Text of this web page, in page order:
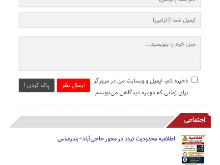
ارسال نظر پاک کردن !
ذخیره نام، ایمیل و وبسایت من در مرورگر
برای زمانی که دوباره دیدگاهی می‌نویسم.
اجتماعی
اطلاعیه محدودیت تردد در محور حاجی‌آباد–بندرعباس